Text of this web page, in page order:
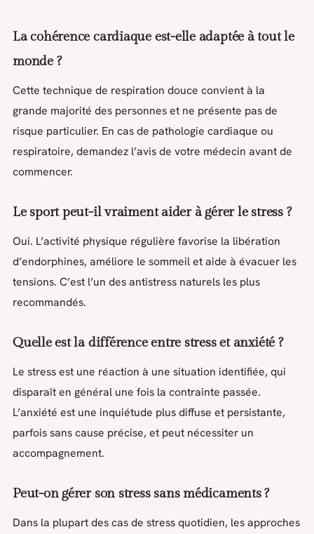
La cohérence cardiaque est-elle adaptée à tout le
monde ?
Cette technique de respiration douce convient à la
grande majorité des personnes et ne présente pas de
risque particulier. En cas de pathologie cardiaque ou
respiratoire, demandez l’avis de votre médecin avant de
commencer.
Le sport peut-il vraiment aider à gérer le stress ?
Oui. L’activité physique régulière favorise la libération
d’endorphines, améliore le sommeil et aide à évacuer les
tensions. C’est l’un des antistress naturels les plus
recommandés.
Quelle est la différence entre stress et anxiété ?
Le stress est une réaction à une situation identifiée, qui
disparaît en général une fois la contrainte passée.
L’anxiété est une inquiétude plus diffuse et persistante,
parfois sans cause précise, et peut nécessiter un
accompagnement.
Peut-on gérer son stress sans médicaments ?
Dans la plupart des cas de stress quotidien, les approches